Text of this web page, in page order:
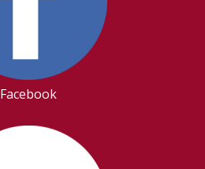
Facebook